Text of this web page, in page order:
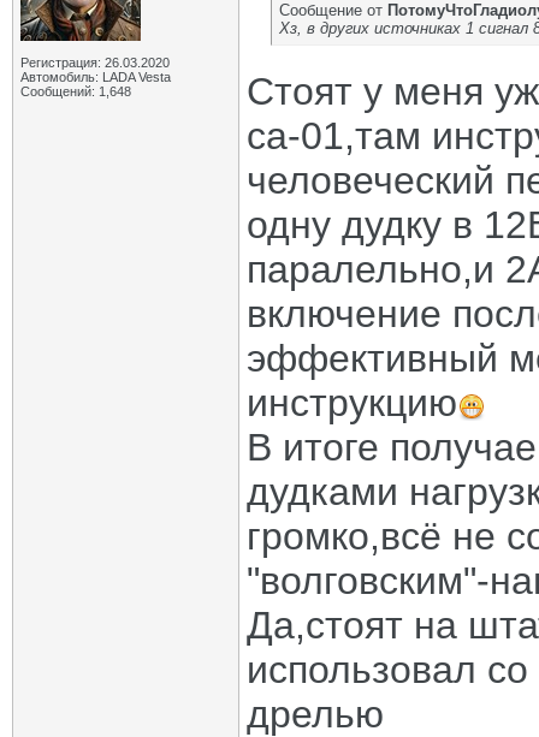
Регистрация: 26.03.2020
Автомобиль: LADA Vesta
Сообщений: 1,648
Сообщение от
Хз, в других источниках 1 сигнал
Стоят у меня
са-01,там
человеческий
одну дудку в
паралельно,и
включение
эффективный
инструкцию
В итоге
дудками
громко,всё не
"волговским"-
Да,стоят на
использовал
дрелью